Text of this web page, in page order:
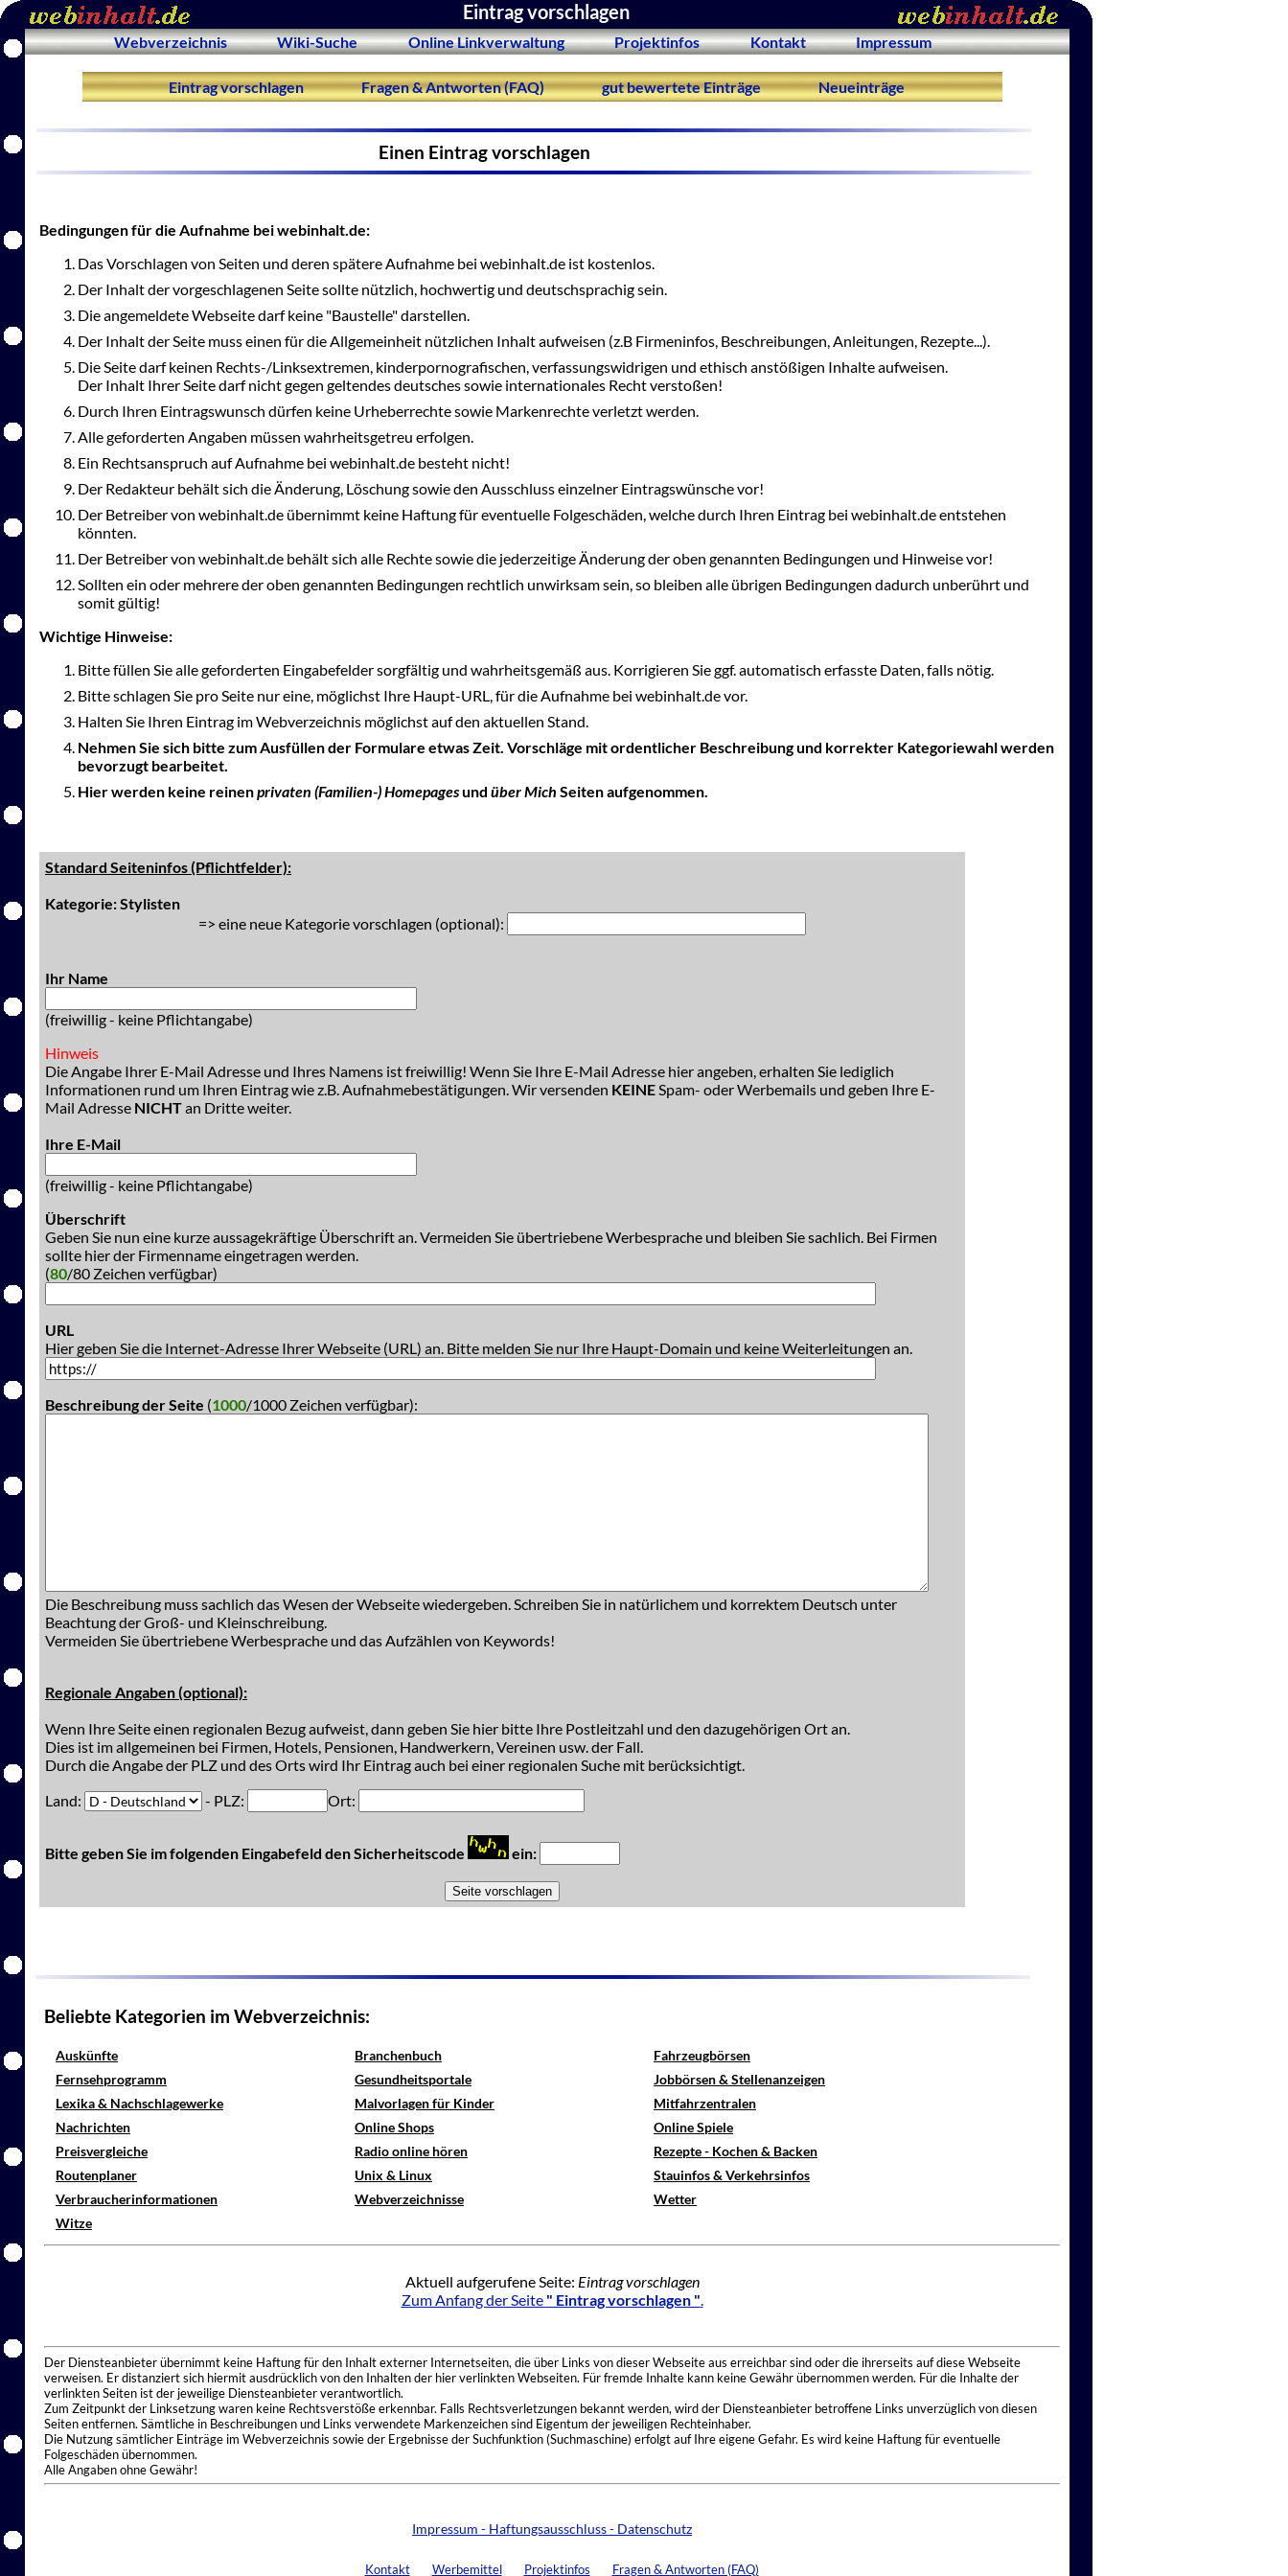
Eintrag vorschlagen
Webverzeichnis Wiki-Suche Online Linkverwaltung Projektinfos Kontakt Impressum
Eintrag vorschlagen Fragen & Antworten (FAQ) gut bewertete Einträge Neueinträge
Einen Eintrag vorschlagen
Bedingungen für die Aufnahme bei webinhalt.de:
Das Vorschlagen von Seiten und deren spätere Aufnahme bei webinhalt.de ist kostenlos.
Der Inhalt der vorgeschlagenen Seite sollte nützlich, hochwertig und deutschsprachig sein.
Die angemeldete Webseite darf keine "Baustelle" darstellen.
Der Inhalt der Seite muss einen für die Allgemeinheit nützlichen Inhalt aufweisen (z.B Firmeninfos, Beschreibungen, Anleitungen, Rezepte...).
Die Seite darf keinen Rechts-/Linksextremen, kinderpornografischen, verfassungswidrigen und ethisch anstößigen Inhalte aufweisen.
Der Inhalt Ihrer Seite darf nicht gegen geltendes deutsches sowie internationales Recht verstoßen!
Durch Ihren Eintragswunsch dürfen keine Urheberrechte sowie Markenrechte verletzt werden.
Alle geforderten Angaben müssen wahrheitsgetreu erfolgen.
Ein Rechtsanspruch auf Aufnahme bei webinhalt.de besteht nicht!
Der Redakteur behält sich die Änderung, Löschung sowie den Ausschluss einzelner Eintragswünsche vor!
Der Betreiber von webinhalt.de übernimmt keine Haftung für eventuelle Folgeschäden, welche durch Ihren Eintrag bei webinhalt.de entstehen
könnten.
Der Betreiber von webinhalt.de behält sich alle Rechte sowie die jederzeitige Änderung der oben genannten Bedingungen und Hinweise vor!
Sollten ein oder mehrere der oben genannten Bedingungen rechtlich unwirksam sein, so bleiben alle übrigen Bedingungen dadurch unberührt und
somit gültig!
Wichtige Hinweise:
Bitte füllen Sie alle geforderten Eingabefelder sorgfältig und wahrheitsgemäß aus. Korrigieren Sie ggf. automatisch erfasste Daten, falls nötig.
Bitte schlagen Sie pro Seite nur eine, möglichst Ihre Haupt-URL, für die Aufnahme bei webinhalt.de vor.
Halten Sie Ihren Eintrag im Webverzeichnis möglichst auf den aktuellen Stand.
Nehmen Sie sich bitte zum Ausfüllen der Formulare etwas Zeit. Vorschläge mit ordentlicher Beschreibung und korrekter Kategoriewahl werden
bevorzugt bearbeitet.
Hier werden keine reinenprivaten (Familien-) Homepagesund über Mich Seiten aufgenommen.
Standard Seiteninfos (Pflichtfelder):
Kategorie: Stylisten
=> eine neue Kategorie vorschlagen (optional):
Ihr Name
(freiwillig - keine Pflichtangabe)
Hinweis
Die Angabe Ihrer E-Mail Adresse und Ihres Namens ist freiwillig! Wenn Sie Ihre E-Mail Adresse hier angeben, erhalten Sie lediglich
Informationen rund um Ihren Eintrag wie z.B. Aufnahmebestätigungen. Wir versenden KEINESpam- oder Werbemails und geben Ihre E-
Mail Adresse NICHTan Dritte weiter.
Ihre E-Mail
(freiwillig - keine Pflichtangabe)
Überschrift
Geben Sie nun eine kurze aussagekräftige Überschrift an. Vermeiden Sie übertriebene Werbesprache und bleiben Sie sachlich. Bei Firmen
sollte hier der Firmenname eingetragen werden.
(80/80 Zeichen verfügbar)
URL
Hier geben Sie die Internet-Adresse Ihrer Webseite (URL) an. Bitte melden Sie nur Ihre Haupt-Domain und keine Weiterleitungen an.
Beschreibung der Seite (1000/1000 Zeichen verfügbar):
Die Beschreibung muss sachlich das Wesen der Webseite wiedergeben. Schreiben Sie in natürlichem und korrektem Deutsch unter
Beachtung der Groß- und Kleinschreibung.
Vermeiden Sie übertriebene Werbesprache und das Aufzählen von Keywords!
Regionale Angaben (optional):
Wenn Ihre Seite einen regionalen Bezug aufweist, dann geben Sie hier bitte Ihre Postleitzahl und den dazugehörigen Ort an.
Dies ist im allgemeinen bei Firmen, Hotels, Pensionen, Handwerkern, Vereinen usw. der Fall.
Durch die Angabe der PLZ und des Orts wird Ihr Eintrag auch bei einer regionalen Suche mit berücksichtigt.
Land:
- PLZ: Ort:
Bitte geben Sie im folgenden Eingabefeld den Sicherheitscode ein:
Beliebte Kategorien im Webverzeichnis:
Auskünfte Branchenbuch
Fahrzeugbörsen
Fernsehprogramm
Gesundheitsportale
Jobbörsen & Stellenanzeigen
Lexika & Nachschlagewerke
Malvorlagen für Kinder
Mitfahrzentralen
Nachrichten
Online Shops
Online Spiele
Preisvergleiche
Radio online hören
Rezepte - Kochen & Backen
Routenplaner
Unix & Linux
Stauinfos & Verkehrsinfos
Verbraucherinformationen
Webverzeichnisse
Wetter
Witze
Aktuell aufgerufene Seite: Eintrag vorschlagen
Zum Anfang der Seite " Eintrag vorschlagen ".
Der Diensteanbieter übernimmt keine Haftung für den Inhalt externer Internetseiten, die über Links von dieser Webseite aus erreichbar sind oder die ihrerseits auf diese Webseite
verweisen. Er distanziert sich hiermit ausdrücklich von den Inhalten der hier verlinkten Webseiten. Für fremde Inhalte kann keine Gewähr übernommen werden. Für die Inhalte der
verlinkten Seiten ist der jeweilige Diensteanbieter verantwortlich.
Zum Zeitpunkt der Linksetzung waren keine Rechtsverstöße erkennbar. Falls Rechtsverletzungen bekannt werden, wird der Diensteanbieter betroffene Links unverzüglich von diesen
Seiten entfernen. Sämtliche in Beschreibungen und Links verwendete Markenzeichen sind Eigentum der jeweiligen Rechteinhaber.
Die Nutzung sämtlicher Einträge im Webverzeichnis sowie der Ergebnisse der Suchfunktion (Suchmaschine) erfolgt auf Ihre eigene Gefahr. Es wird keine Haftung für eventuelle
Folgeschäden übernommen.
Alle Angaben ohne Gewähr!
Impressum - Haftungsausschluss - Datenschutz
Kontakt Werbemittel Projektinfos Fragen & Antworten (FAQ)